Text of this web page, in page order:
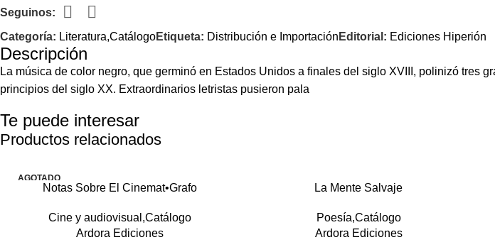
Seguinos:
Categoría: Literatura,CatálogoEtiqueta: Distribución e Importación Editorial: Ediciones Hiperión
Descripción
La música de color negro, que germinó en Estados Unidos a finales del siglo XVIII, polinizó tres
principios del siglo XX. Extraordinarios letristas pusieron pala
Te puede interesar
Productos relacionados
AGOTADO
Notas Sobre El Cinemat•Grafo
Cine y audiovisual,Catálogo
Ardora Ediciones
La Mente Salvaje
Poesía,Catálogo
Ardora Ediciones